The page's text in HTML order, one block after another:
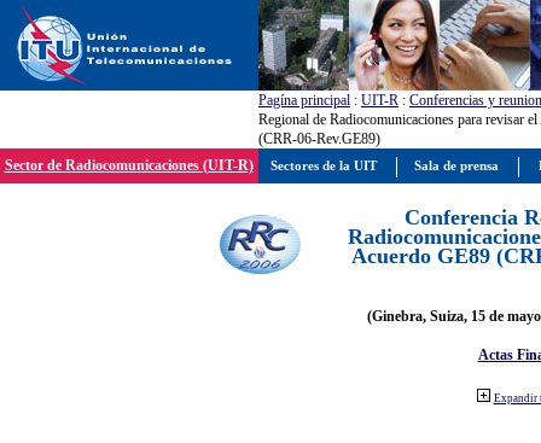
Pagína principal : UIT-R : Conferencias y
Regional de Radiocomunicaciones para revisar
(CRR-06-Rev.GE89)
Sector de Radiocomunicaciones (UIT-R)
Conferencia
Acuerdo GE89
(Ginebra, Suiza, 15 de
Actas
Expandir
Sectores de la UIT Sala de prensa